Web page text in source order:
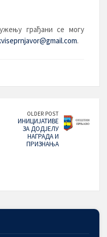
грађани се могу
.
OLDER POST
ИНИЦИЈАТИВЕ
ЗА ДОДЈЕЛУ
НАГРАДА И
ПРИЗНАЊА